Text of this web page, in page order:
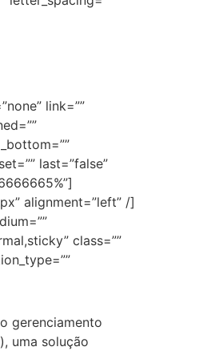
link=””
last=”false”
alignment=”left” /]
class=””
gerenciamento
), uma solução